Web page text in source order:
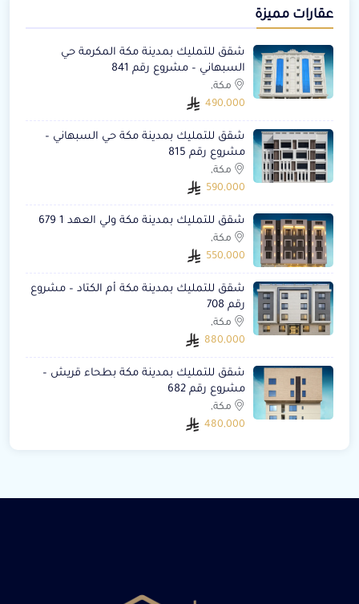
عقارات مميزة
شقق للتمليك بمدينة مكة المكرمة حي
السبهاني – مشروع رقم 841
مكة,
490,000
شقق للتمليك بمدينة مكة حي السبهاني –
مشروع رقم 815
مكة,
590,000
شقق للتمليك بمدينة مكة ولي العهد 1 679
مكة,
550,000
شقق للتمليك بمدينة مكة أم الكتاد – مشروع
رقم 708
مكة,
880,000
شقق للتمليك بمدينة مكة بطحاء قريش –
مشروع رقم 682
مكة,
480,000